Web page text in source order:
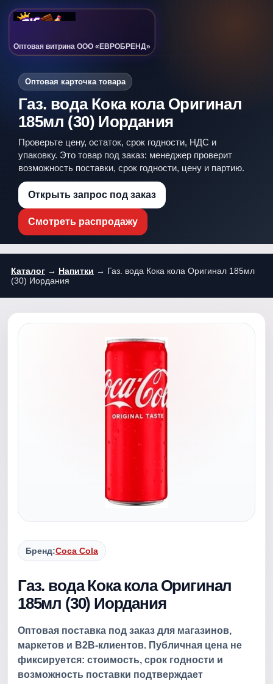
Оптовая витрина ООО «ЕВРОБРЕНД»
Оптовая карточка товара
Газ. вода Кока кола Оригинал
185мл (30) Иордания
Проверьте цену, остаток, срок годности, НДС и
упаковку. Это товар под заказ: менеджер проверит
возможность поставки, срок годности, цену и партию.
Открыть запрос под заказ
Смотреть распродажу
Каталог → Напитки → Газ. вода Кока кола Оригинал 185мл
(30) Иордания
Бренд:Coca Cola
Газ. вода Кока кола Оригинал
185мл (30) Иордания
Оптовая поставка под заказ для магазинов,
маркетов и B2B-клиентов. Публичная цена не
фиксируется: стоимость, срок годности и
возможность поставки подтверждает